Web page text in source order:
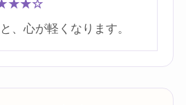
、心が軽くなります。